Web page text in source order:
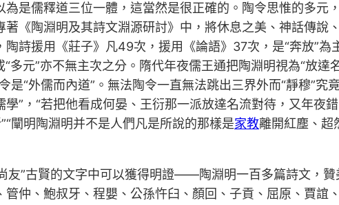
是儒釋道三位一體，這當然是很正確的。陶令思惟的多
《陶淵明及其詩文淵源研討》中，將休息之美、神話傳說
詩援用《莊子》凡49次，援用《論語》37次，是“奔放”為
多元”亦不無主次之分。隋代年夜儒王通把陶淵明視為“放達
“外儒而內道”。無法陶令一直無法跳出三界外而“靜穆”究
”，“若把他看成何晏、王衍那一派放達名流對待，又年夜
闡明陶淵明并不是人們凡是所說的那樣是家教離開紅塵、超
友”古賢的文字中可以獲得明證——陶淵明一百多篇詩文，
仲、鮑叔牙、程嬰、公孫忤臼、顏回、子貢、屈原、賈誼